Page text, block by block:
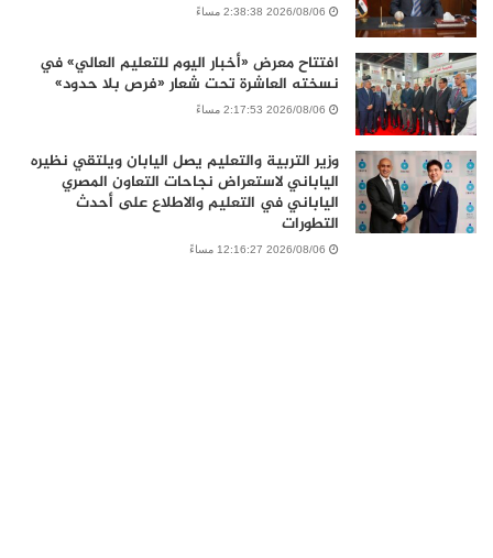
2026/08/06 2:38:38 مساءً
افتتاح معرض «أخبار اليوم للتعليم العالي» في
نسخته العاشرة تحت شعار «فرص بلا حدود»
2026/08/06 2:17:53 مساءً
وزير التربية والتعليم يصل اليابان ويلتقي نظيره
الياباني لاستعراض نجاحات التعاون المصري
الياباني في التعليم والاطلاع على أحدث
التطورات
2026/08/06 12:16:27 مساءً